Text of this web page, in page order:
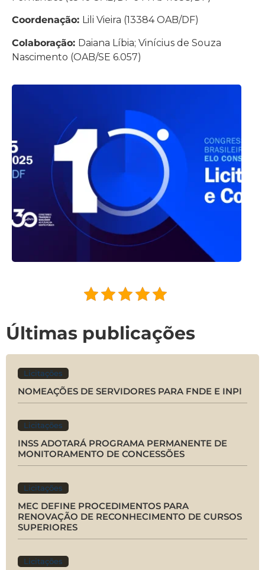
Coordenação: Lili Vieira (13384 OAB/DF)
Colaboração: Daiana Líbia; Vinícius de Souza
Nascimento (OAB/SE 6.057)
Últimas publicações
Licitações
NOMEAÇÕES DE SERVIDORES PARA FNDE E INPI
Licitações
INSS ADOTARÁ PROGRAMA PERMANENTE DE
MONITORAMENTO DE CONCESSÕES
Licitações
MEC DEFINE PROCEDIMENTOS PARA
RENOVAÇÃO DE RECONHECIMENTO DE CURSOS
SUPERIORES
Licitações